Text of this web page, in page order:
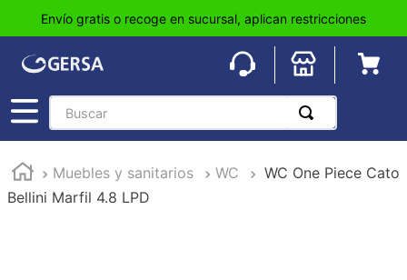
Envío gratis o recoge en sucursal, aplican restricciones
Buscar
Muebles y sanitarios WC
WC One Piece Cato
Bellini Marfil 4.8 LPD
1.
pisos
2 .
loseta